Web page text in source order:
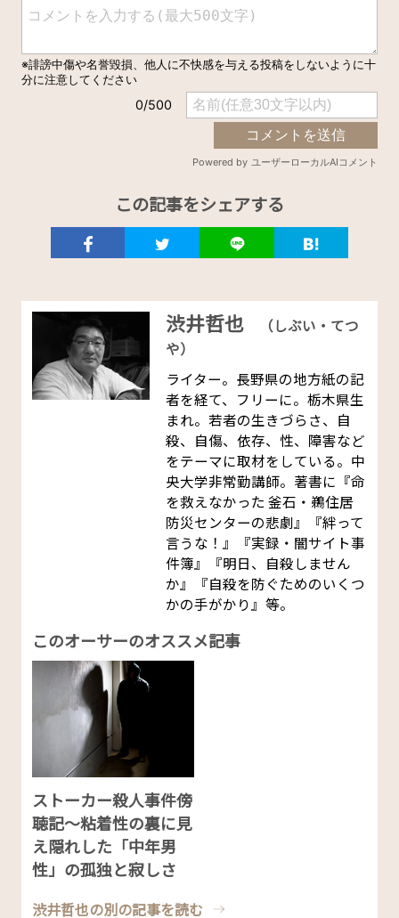
この記事をシェアする
渋井哲也
（しぶい・てつ
や）
ライター。長野県の地方紙の記
者を経て、フリーに。栃木県生
まれ。若者の生きづらさ、自
殺、自傷、依存、性、障害など
をテーマに取材をしている。中
央大学非常勤講師。著書に『命
を救えなかった 釜石・鵜住居
防災センターの悲劇』『絆って
言うな！』『実録・闇サイト事
件簿』『明日、自殺しません
か』『自殺を防ぐためのいくつ
かの手がかり』等。
このオーサーのオススメ記事
ストーカー殺人事件傍
聴記～粘着性の裏に見
え隠れした「中年男
性」の孤独と寂しさ
渋井哲也の別の記事を読む